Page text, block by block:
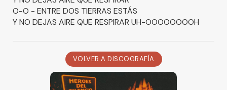
O-O - ENTRE DOS TIERRAS ESTÁS
Y NO DEJAS AIRE QUE RESPIRAR UH-OOOOOOOOH
VOLVER A DISCOGRAFÍA